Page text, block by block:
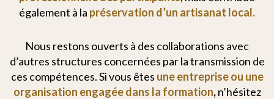
également à la préservation d’un artisanat local.
Nous restons ouverts à des collaborations avec
d’autres structures concernées par la transmission de
ces compétences. Si vous êtes une entreprise ou une
organisation engagée dans la formation,n’hésitez